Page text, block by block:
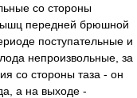
со стороны
передней брюшной
поступательные и
непроизвольные, за
со стороны таза - он
а на выходе -